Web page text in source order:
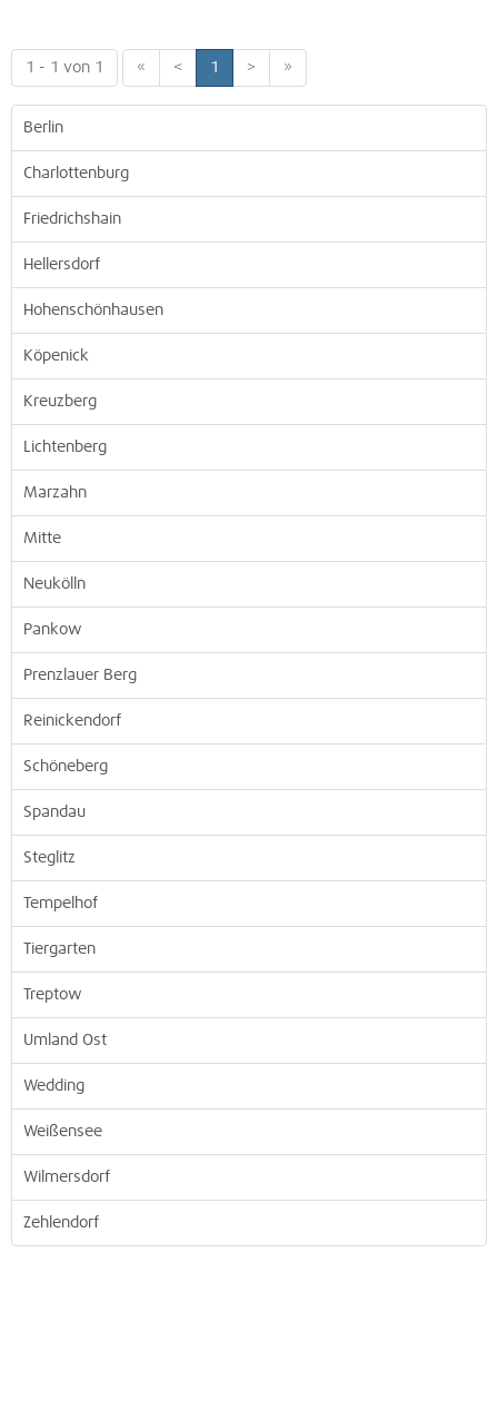
1 - 1 von 1 « < 1 > »
Berlin
Charlottenburg
Friedrichshain
Hellersdorf
Hohenschönhausen
Köpenick
Kreuzberg
Lichtenberg
Marzahn
Mitte
Neukölln
Pankow
Prenzlauer Berg
Reinickendorf
Schöneberg
Spandau
Steglitz
Tempelhof
Tiergarten
Treptow
Umland Ost
Wedding
Weißensee
Wilmersdorf
Zehlendorf